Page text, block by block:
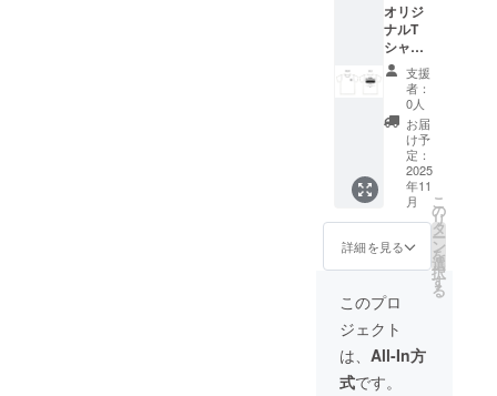
オリジ
ナルT
シャツ
＋ 応援
メッ
セージ
（備考
欄に希
望Tシャ
ツサイ
ズをご
記入く
ださ
い。）
（サイ
ズ展開
は、
XS、
S、M、
L、XL
で
す。）
支援
者：
0人
お届
け予
定：
2025
年11
月
詳細を見る
こ
の
リ
タ
ー
ン
を
選
択
す
る
このプロ
ジェクト
は、 All-In方
式です。